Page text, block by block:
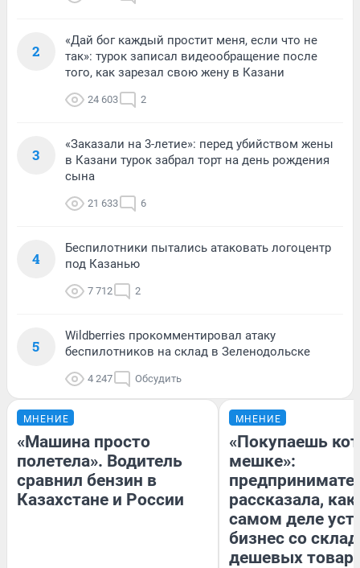
2
«Дай бог каждый простит меня, если что не
так»: турок записал видеообращение после
того, как зарезал свою жену в Казани
24 603 2
3
«Заказали на 3-летие»: перед убийством жены
в Казани турок забрал торт на день рождения
сына
21 633 6
4
Беспилотники пытались атаковать логоцентр
под Казанью
7 712 2
5
Wildberries прокомментировал атаку
беспилотников на склад в Зеленодольске
4 247 Обсудить
МНЕНИЕ
«Машина просто
полетела». Водитель
сравнил бензин в
Казахстане и России
МНЕНИЕ
«Покупаешь
мешке»:
рассказала, как
самом деле
бизнес со
дешевых